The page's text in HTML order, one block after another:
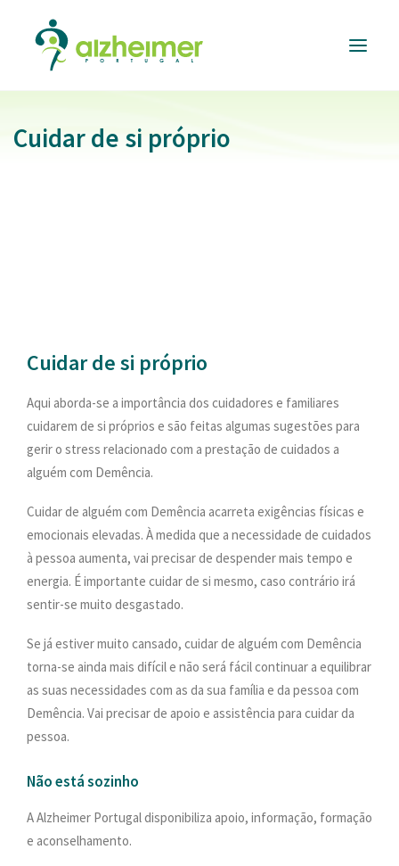
ALZHEIMER
PORTUGAL
DONATIVOS
PESQUISAR
CONTACTOS
Cuidar de si próprio
Cuidar de si próprio
Aqui aborda-se a importância dos cuidadores e familiares
cuidarem de si próprios e são feitas algumas sugestões para
gerir o stress relacionado com a prestação de cuidados a
alguém com Demência.
Cuidar de alguém com Demência acarreta exigências físicas e
emocionais elevadas. À medida que a necessidade de cuidados
à pessoa aumenta, vai precisar de despender mais tempo e
energia. É importante cuidar de si mesmo, caso contrário irá
sentir-se muito desgastado.
Se já estiver muito cansado, cuidar de alguém com Demência
torna-se ainda mais difícil e não será fácil continuar a equilibrar
as suas necessidades com as da sua família e da pessoa com
Demência. Vai precisar de apoio e assistência para cuidar da
pessoa.
Não está sozinho
A Alzheimer Portugal disponibiliza apoio, informação, formação
e aconselhamento.